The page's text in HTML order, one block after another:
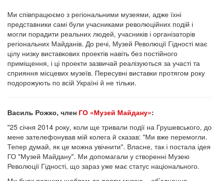
Ми співпрацюємо з регіональними музеями, адже їхні
представники самі були учасниками революційних подій і
могли порадити реальних людей, учасників і організаторів
регіональних Майданів. До речі, Музей Революції Гідності має
цілу низку виставкових проектів навіть без постійного
приміщення, і ці проекти зазвичай реалізуються за участі та
сприяння місцевих музеїв. Пересувні виставки протягом року
подорожують по всій Україні й не тільки.
Василь Рожко, член ГО «Музей Майдану»:
"25 січня 2014 року, коли ще тривали події на Грушевського, до
мене зателефонував мій колега й сказав: "Ми вже перемогли.
Тепер думай, як це можна увічнити". Власне, так і постала ідея
ГО "Музей Майдану". Ми допомагали у створенні Музею
Революції Гідності, що зараз уже має статус національного.